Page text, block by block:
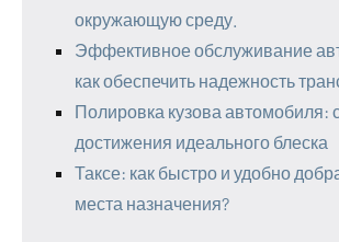
окружающую среду.
Эффективное обслуживание
как обеспечить надежность
Полировка кузова автомобиля:
достижения идеального блеска
Таксе: как быстро и удобно
места назначения?